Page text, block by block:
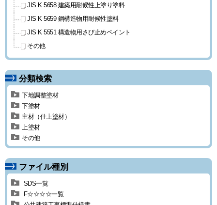
JIS K 5658 建築用耐候性上塗り塗料
JIS K 5659 鋼構造物用耐候性塗料
JIS K 5551 構造物用 さび止めペイント
その他
分類検索
下地調整塗材
下塗材
主材（仕上塗材）
上塗材
その他
ファイル種別
SDS一覧
F☆☆☆☆一覧